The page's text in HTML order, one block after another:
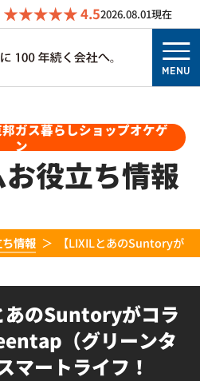
4.52026.08.01現在
MENU
ガス暮らしショップオケゲ
ン
役立ち情報
情報 【LIXILとあのSuntoryが
あのSuntoryがコラ
（グリーンタ
マートライフ！